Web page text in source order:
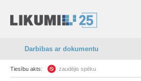
Darbības ar dokumentu
Tiesību akts: zaudējis spēku